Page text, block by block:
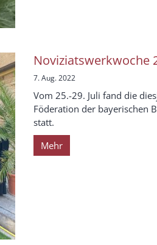
Noviziatswerkwoche
7. Aug. 2022
Vom 25.-29. Juli fand die
Föderation der bayerischen
statt.
Mehr